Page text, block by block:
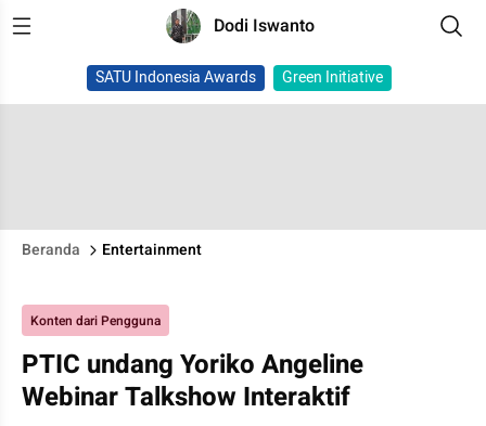
Dodi Iswanto
SATU Indonesia Awards Green Initiative
Beranda Entertainment
Konten dari Pengguna
PTIC undang Yoriko Angeline
Webinar Talkshow Interaktif